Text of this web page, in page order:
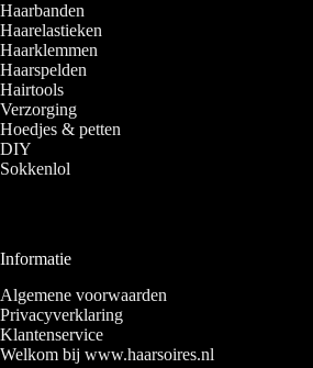
Haarbanden
Haarelastieken
Haarklemmen
Haarspelden
Hairtools
Verzorging
Hoedjes & petten
DIY
Sokkenlol
Informatie
Algemene voorwaarden
Privacyverklaring
Klantenservice
Welkom bij www.haarsoires.nl